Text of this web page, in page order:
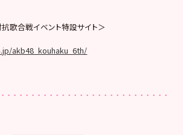
歌合戦イベント特設サイト＞
akb48_kouhaku_6th/